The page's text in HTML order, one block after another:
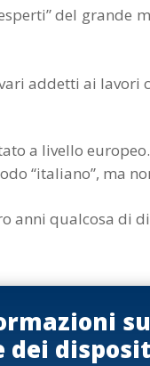
del grande
addetti ai lavori
a livello europeo.
“italiano”, ma
anni qualcosa di
dei